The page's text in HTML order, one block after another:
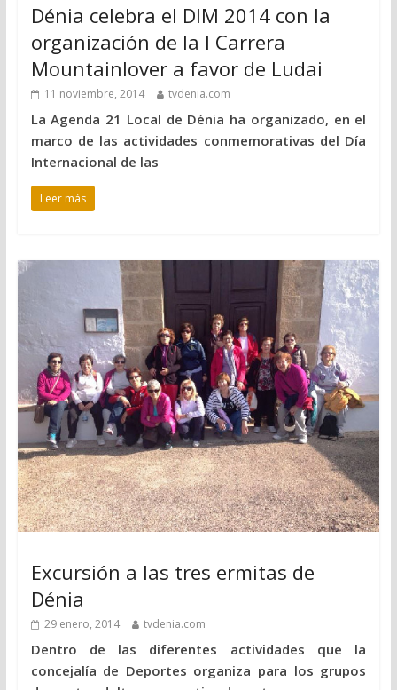
Dénia celebra el DIM 2014 con la
organización de la I Carrera
Mountainlover a favor de Ludai
11 noviembre, 2014 tvdenia.com
La Agenda 21 Local de Dénia ha organizado, en el
marco de las actividades conmemorativas del Día
Internacional de las
Leer más
Excursión a las tres ermitas de
Dénia
29 enero, 2014 tvdenia.com
Dentro de las diferentes actividades que la
concejalía de Deportes organiza para los grupos